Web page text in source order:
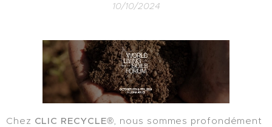
10/10/2024
Chez CLIC RECYCLE® , nous sommes profondément